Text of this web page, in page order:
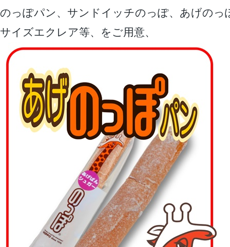
のっぽパン、サンドイッチのっぽ、あげのっ
サイズエクレア等、をご用意、